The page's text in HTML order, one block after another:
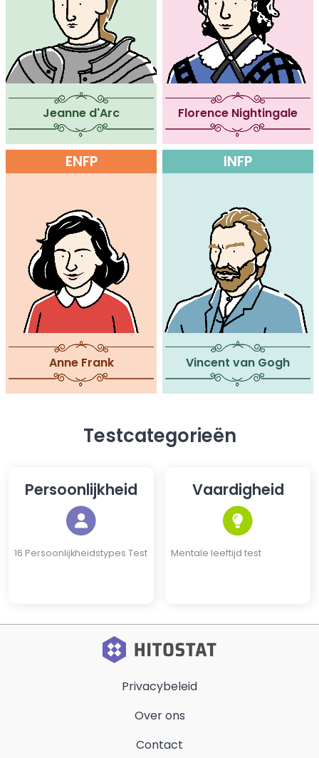
Jeanne d'Arc Florence Nightingale
ENFP
Anne Frank
INFP
Vincent van Gogh
Testcategorieën
Persoonlijkheid
16 Persoonlijkheidstypes Test
Vaardigheid
Mentale leeftijd test
Privacybeleid
Over ons
Contact